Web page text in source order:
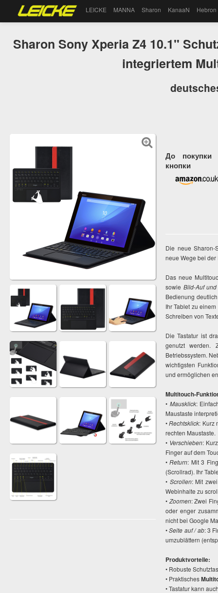
LEICKE MANNA Sharon KanaaN Hebron
Sharon Sony Xperia Z4 10.1"
integriertem
До покупки
кнопки
Die neue Sharon-
neue Wege bei
Das neue
sowie Bild-Auf
Bedienung
Ihr Tablet zu
Schreiben von
Die Tastatur ist
genutzt werden.
Betriebssystem.
wichtigsten
und ermöglichen
Multitouch-
• Mausklick:
Maustaste
•Rechtsklick: Kurz
rechten Maustaste.
• Verschieben:
Finger auf dem
•Return: Mit 3
(Scrollrad). Ihr
• Scrollen: Mit
Webinhalte zu
• Zoomen: Zwei
oder enger
nicht bei Google
•Seite auf / ab: 3
umzublättern
Produktvorteile:
• Robuste
• Praktisches
• Tastatur kann